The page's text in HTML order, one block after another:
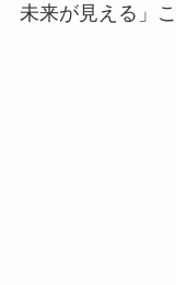
未来が見える」